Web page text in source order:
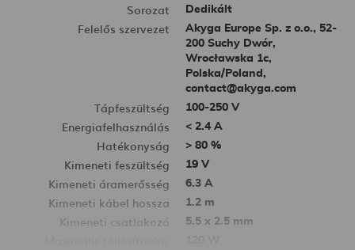
Sorozat Dedikált
Felelős szervezet
Akyga Europe Sp. z o.o., 52-
200 Suchy Dwór,
Wrocławska 1c,
Polska/Poland,
contact@akyga.com
Tápfeszültség 100-250 V
Energiafelhasználás < 2.4 A
Hatékonyság > 80 %
Kimeneti feszültség 19 V
Kimeneti áramerősség 6.3 A
Kimeneti kábel hossza 1.2 m
Kimeneti csatlakozó 5.5 x 2.5 mm